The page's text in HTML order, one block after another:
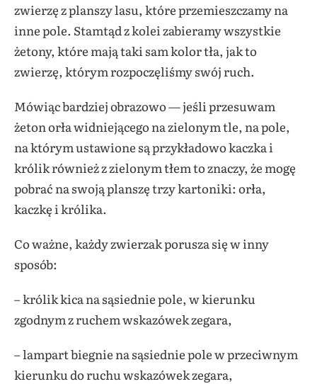
zwierzę z planszy lasu, które przemieszczamy na
inne pole. Stamtąd z kolei zabieramy wszystkie
żetony, które mają taki sam kolor tła, jak to
zwierzę, którym rozpoczęliśmy swój ruch.
Mówiąc bardziej obrazowo — jeśli przesuwam
żeton orła widniejącego na zielonym tle, na pole,
na którym ustawione są przykładowo kaczka i
królik również z zielonym tłem to znaczy, że mogę
pobrać na swoją planszę trzy kartoniki: orła,
kaczkę i królika.
Co ważne, każdy zwierzak porusza się w inny
sposób:
– królik kica na sąsiednie pole, w kierunku
zgodnym z ruchem wskazówek zegara,
– lampart biegnie na sąsiednie pole w przeciwnym
kierunku do ruchu wskazówek zegara,